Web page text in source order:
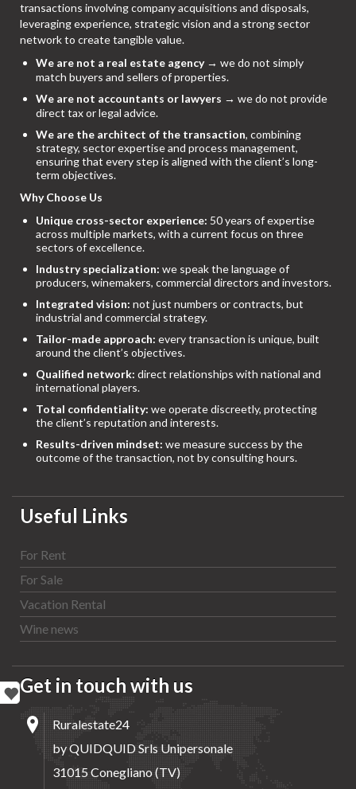
transactions involving company acquisitions and disposals,
leveraging experience, strategic vision and a strong sector
network to create tangible value.
We are not a real estate agency→ we do not simply
match buyers and sellers of properties.
We are not accountants or lawyers → we do not provide
direct tax or legal advice.
We are the architect of the transaction, combining
strategy, sector expertise and process management,
ensuring that every step is aligned with the client’s long-
term objectives.
Why Choose Us
Unique cross-sector experience: 50 years of expertise
across multiple markets, with a current focus on three
sectors of excellence.
Industry specialization: we speak the language of
producers, winemakers, commercial directors and investors.
Integrated vision: not just numbers or contracts, but
industrial and commercial strategy.
Tailor-made approach: every transaction is unique, built
around the client’s objectives.
Qualified network: direct relationships with national and
international players.
Total confidentiality: we operate discreetly, protecting
the client’s reputation and interests.
Results-driven mindset: we measure success by the
outcome of the transaction, not by consulting hours.
Useful Links
For Rent
For Sale
Vacation Rental
Wine news
Get in touch with us
Ruralestate24
by QUIDQUID Srls Unipersonale
31015 Conegliano (TV)